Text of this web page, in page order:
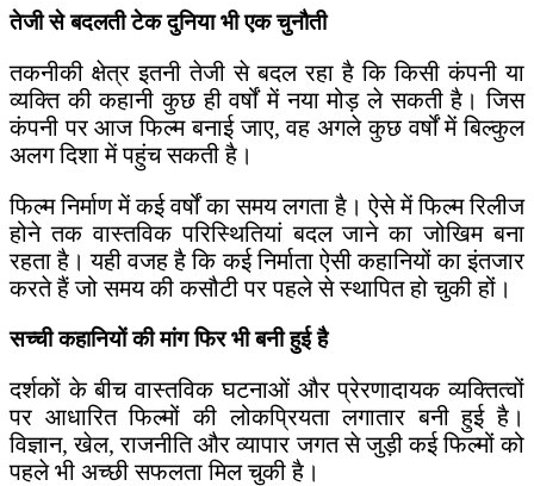
तेजी से बदलती टेक दुनिया भी एक चुनौती
तकनीकी क्षेत्र इतनी तेजी से बदल रहा है कि किसी कंपनी या
व्यक्ति की कहानी कुछ ही वर्षों में नया मोड़ ले सकती है। जिस
कंपनी पर आज फिल्म बनाई जाए, वह अगले कुछ वर्षों में बिल्कुल
अलग दिशा में पहुंच सकती है।
फिल्म निर्माण में कई वर्षों का समय लगता है। ऐसे में फिल्म रिलीज
होने तक वास्तविक परिस्थितियां बदल जाने का जोखिम बना
रहता है। यही वजह है कि कई निर्माता ऐसी कहानियों का इंतजार
करते हैं जो समय की कसौटी पर पहले से स्थापित हो चुकी हों।
सच्ची कहानियों की मांग फिर भी बनी हुई है
दर्शकों के बीच वास्तविक घटनाओं और प्रेरणादायक व्यक्तित्वों
पर आधारित फिल्मों की लोकप्रियता लगातार बनी हुई है।
विज्ञान, खेल, राजनीति और व्यापार जगत से जुड़ी कई फिल्मों को
पहले भी अच्छी सफलता मिल चुकी है।